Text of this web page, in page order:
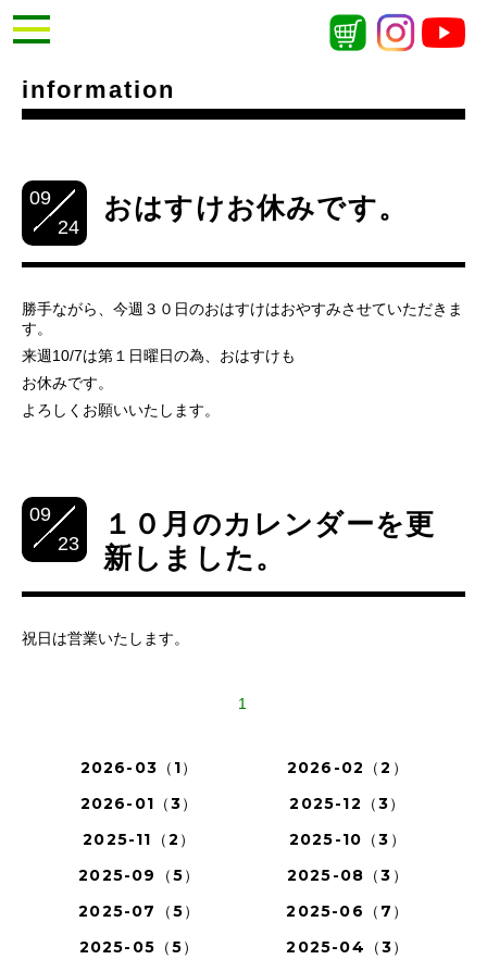
information
09
24
おはすけお休みです。
勝手ながら、今週３０日のおはすけはおやすみさせていただきま
す。
来週10/7は第１日曜日の為、おはすけも
お休みです。
よろしくお願いいたします。
09
23
１０月のカレンダーを更
新しました。
祝日は営業いたします。
1
2026-03（1）
2026-02（2）
2026-01（3）
2025-12（3）
2025-11（2）
2025-10（3）
2025-09（5）
2025-08（3）
2025-07（5）
2025-06（7）
2025-05（5）
2025-04（3）